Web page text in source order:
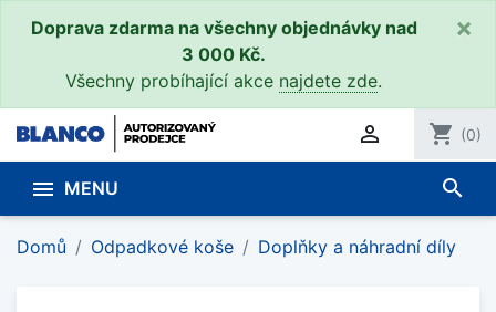
Doprava zdarma na všechny objednávky nad
3 000 Kč.
Všechny probíhající akce najdete zde.
×
 shopping_cart (0)
 MENU search
Domů Odpadkové koše Doplňky a náhradní díly